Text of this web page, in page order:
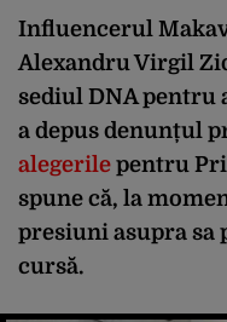
Influencerul
Alexandru Virgil
sediul DNA pentru
a depus denunțul
alegerile pentru
spune că, la
presiuni asupra sa
cursă.